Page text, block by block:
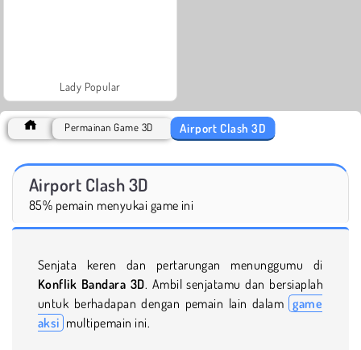
Lady Popular
Permainan Game 3D Airport Clash 3D
Airport Clash 3D
85% pemain menyukai game ini
Senjata keren dan pertarungan menunggumu di
Konflik Bandara 3D. Ambil senjatamu dan bersiaplah
untuk berhadapan dengan pemain lain dalam game
aksi multipemain ini.